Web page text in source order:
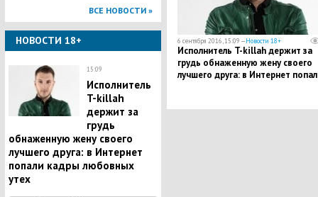
ВСЕ НОВОСТИ »
НОВОСТИ 18+
15:09
Исполнитель
T-killah
держит за
грудь
обнаженную жену своего
лучшего друга: в Интернет
попали кадры любовных
утех
6 сентября 2016, 15:09 —Новости 18+
Исполнитель T-killah держит за
грудь обнаженную жену своего
лучшего друга: в Интернет